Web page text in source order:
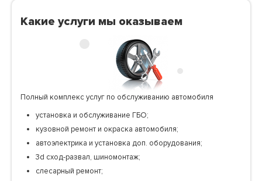
Какие услуги мы оказываем
Полный комплекс услуг по обслуживанию автомобиля
установка и обслуживание ГБО;
кузовной ремонт и окраска автомобиля;
автоэлектрика и установка доп. оборудования;
3d сход-развал, шиномонтаж;
слесарный ремонт;